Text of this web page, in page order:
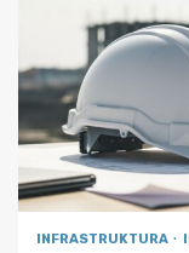
INFRASTRUKTURA